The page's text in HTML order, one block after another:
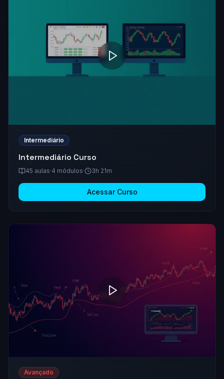
Intermediário
Intermediário Curso
45 aulas·4 módulos· 3h 21m
Acessar Curso
Avançado